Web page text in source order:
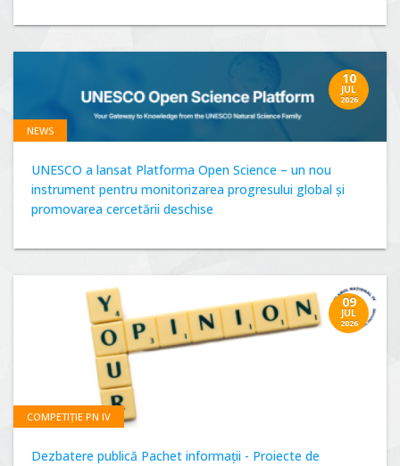
10
JUL
2026
NEWS
UNESCO a lansat Platforma Open Science – un nou
instrument pentru monitorizarea progresului global și
promovarea cercetării deschise
09
JUL
2026
COMPETIȚIE PN IV
Dezbatere publică Pachet informații - Proiecte de